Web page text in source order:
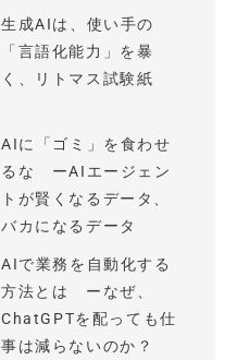
生成AIは、使い手の
「言語化能力」を暴
く、リトマス試験紙
AIに「ゴミ」を食わせ
るな ーAIエージェン
トが賢くなるデータ、
バカになるデータ
AIで業務を自動化する
方法とは ーなぜ、
ChatGPTを配っても仕
事は減らないのか？